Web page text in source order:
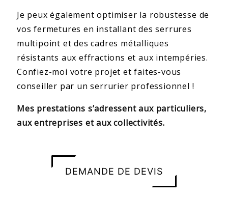
Je peux également optimiser la robustesse de
vos fermetures en installant des serrures
multipoint et des cadres métalliques
résistants aux effractions et aux intempéries.
Confiez-moi votre projet et faites-vous
conseiller par un serrurier professionnel !
Mes prestations s’adressent aux particuliers,
aux entreprises et aux collectivités.
DEMANDE DE DEVIS